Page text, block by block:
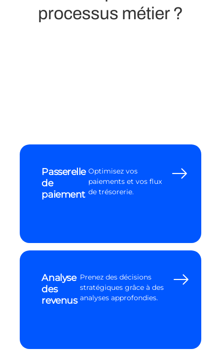
processus métier ?
Passerelle
de
paiement
Optimisez vos
paiements et vos flux
de trésorerie.
Analyse
des
revenus
Prenez des décisions
stratégiques grâce à des
analyses approfondies.